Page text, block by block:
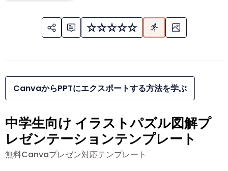
CanvaからPPTにエクスポートする方法を学ぶ
中学生向け イラストパズル図解プ
レゼンテーションテンプレート
無料Canvaプレゼン対応テンプレート